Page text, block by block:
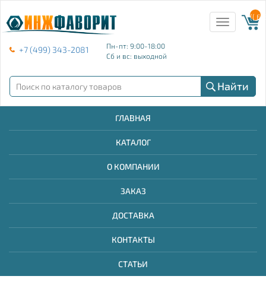
+7 (499) 343-2081
Пн-пт: 9:00-18:00
Сб и вс: выходной
Toggle
navigation
{{
Найти
ГЛАВНАЯ
КАТАЛОГ
О КОМПАНИИ
ЗАКАЗ
ДОСТАВКА
КОНТАКТЫ
СТАТЬИ